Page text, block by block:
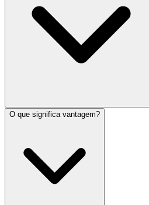
O que significa vantagem?